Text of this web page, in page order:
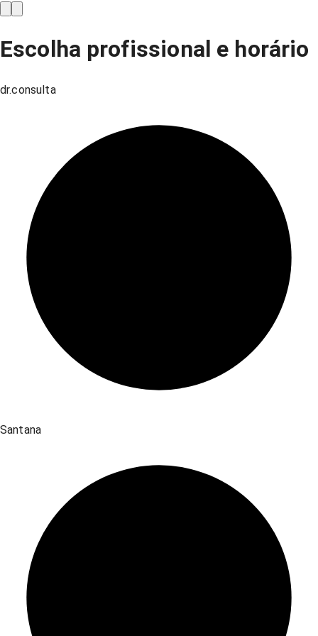
Escolha profissional e horário
dr.consulta
Santana